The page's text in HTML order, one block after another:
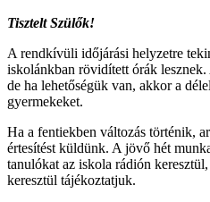
Tisztelt Szülők!
A rendkívüli időjárási helyzetre
iskolánkban rövidített órák
de ha lehetőségük van, akkor a
gyermekeket.
Ha a fentiekben változás történik,
értesítést küldünk. A jövő hét
tanulókat az iskola rádión
keresztül tájékoztatjuk.